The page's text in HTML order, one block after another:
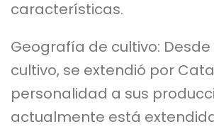
características.
Geografía de cultivo: Desde
cultivo, se extendió por
personalidad a sus
actualmente está